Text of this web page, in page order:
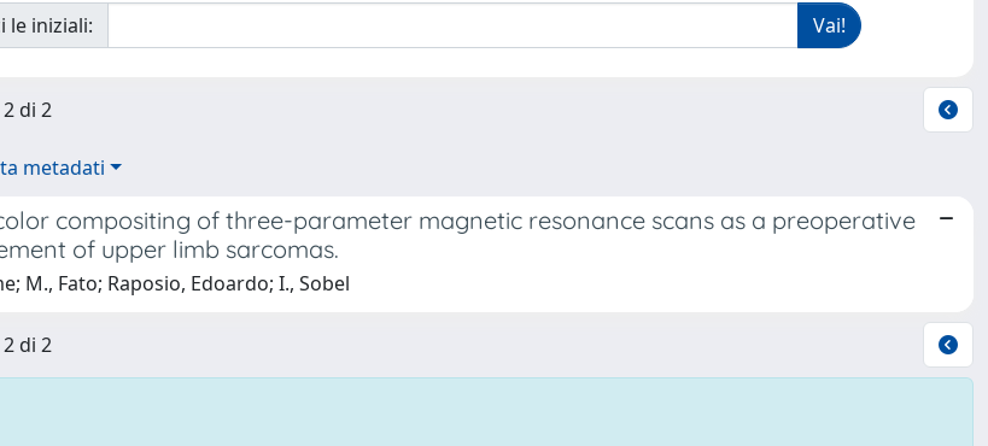
le iniziali:
di 2
metadati
compositing of three-parameter magnetic resonance scans as a preoperative
of upper limb sarcomas.
M., Fato; Raposio, Edoardo; I., Sobel
di 2